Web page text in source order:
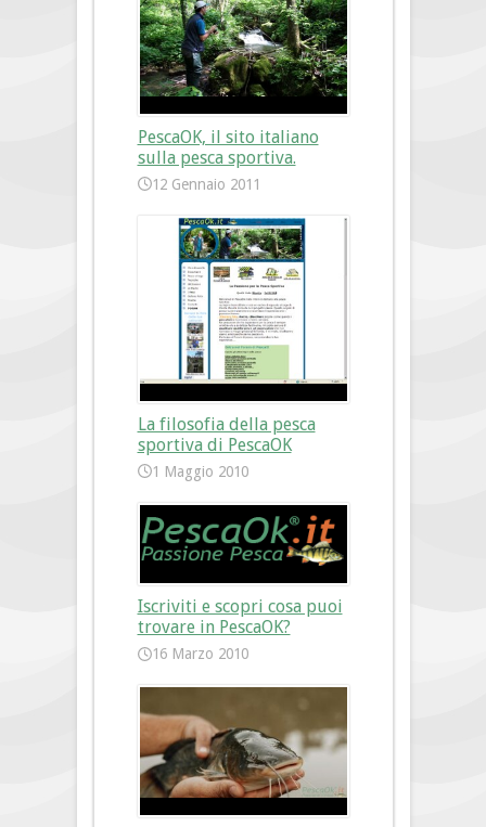
PescaOK, il sito italiano
sulla pesca sportiva.
12 Gennaio 2011
La filosofia della pesca
sportiva di PescaOK
1 Maggio 2010
Iscriviti e scopri cosa puoi
trovare in PescaOK?
16 Marzo 2010